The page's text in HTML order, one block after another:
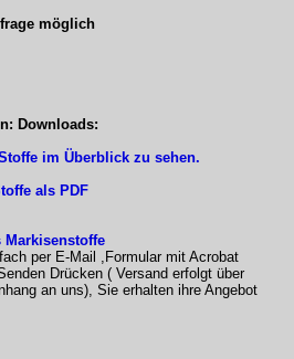
möglich
Downloads:
im Überblick zu sehen.
als PDF
Markisenstoffe
per E-Mail ,Formular mit Acrobat
Drücken ( Versand erfolgt über
an uns), Sie erhalten ihre Angebot